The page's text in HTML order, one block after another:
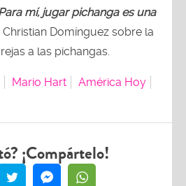
mí, jugar pichanga es una
Domínguez sobre la
a las pichangas.
Mario Hart
América Hoy
¡Compártelo!